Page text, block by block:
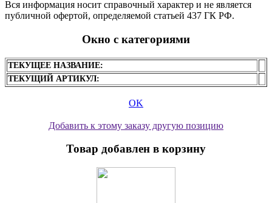
Вся информация носит справочный характер и не является
публичной офертой, определяемой статьей 437 ГК РФ.
Окно с категориями
ТЕКУЩЕЕ НАЗВАНИЕ:
ТЕКУЩИЙ АРТИКУЛ:
OK
Добавить к этому заказу другую позицию
Товар добавлен в корзину